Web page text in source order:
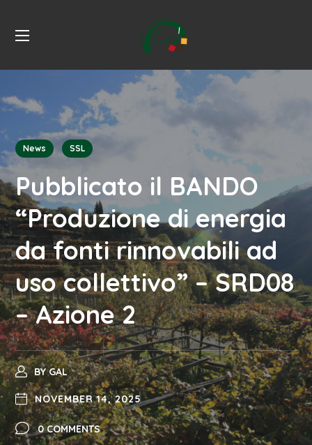
News SSL
Pubblicato il BANDO
“Produzione di energia
da fonti rinnovabili ad
uso collettivo” – SRD08
– Azione 2
BYGAL
NOVEMBER 14, 2025
0 COMMENTS